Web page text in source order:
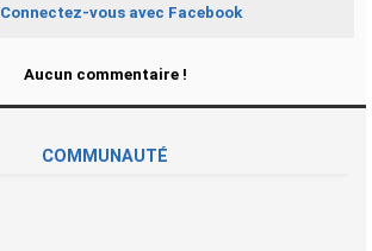
Connectez-vous avec Facebook
Aucun commentaire !
COMMUNAUTÉ